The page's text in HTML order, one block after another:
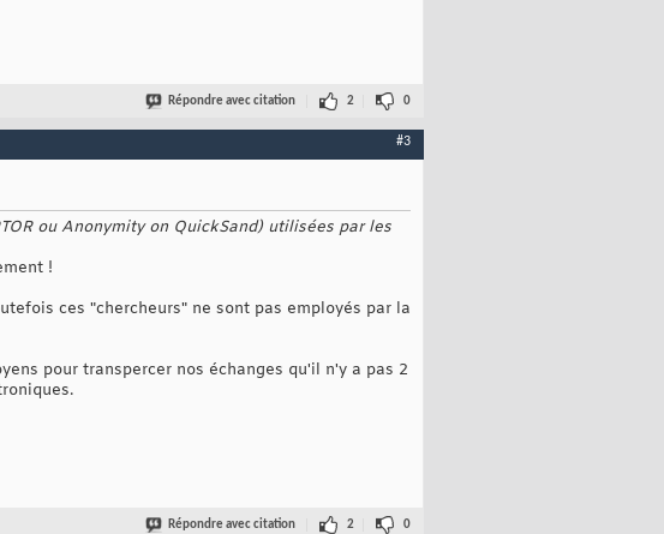
Répondre avec citation 2 0
#3
ou Anonymity on QuickSand) utilisées par les
!
ces "chercheurs" ne sont pas employés par la
pour transpercer nos échanges qu'il n'y a pas 2
Répondre avec citation 2 0